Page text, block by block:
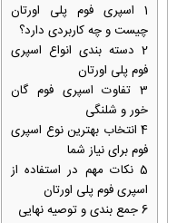
1 اسپری فوم پلی اورتان
چیست و چه کاربردی دارد؟
2 دسته‌ بندی انواع اسپری
فوم پلی اورتان
3 تفاوت اسپری فوم گان
‌خور و شلنگی
4 انتخاب بهترین نوع اسپری
فوم برای نیاز شما
5 نکات مهم در استفاده از
اسپری فوم پلی اورتان
6جمع ‌بندی و توصیه نهایی